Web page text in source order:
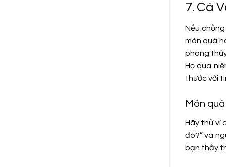
7. Cà
Nếu
món quà
phong
Họ qua
thước với
Món
Hãy thử ví
đó?” và
bạn thấy